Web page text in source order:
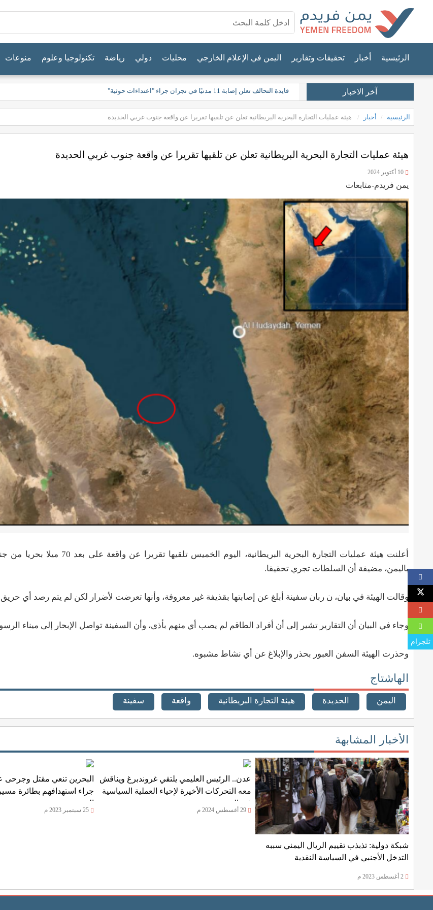
الرئيسية أخبار تحقيقات وتقارير اليمن في الإعلام الخارجي محليات دولي رياضة تكنولوجيا وعلوم منوعات
آخر الاخبار قايدة التحالف تعلن إصابة 11 مدنيًا في نجران جراء "اعتداءات حوثية"
الرئيسية أخبار هيئة عمليات التجارة البحرية البريطانية تعلن عن تلقيها تقريرا عن واقعة جنوب غربي الحديدة
هيئة عمليات التجارة البحرية البريطانية تعلن عن تلقيها تقريرا عن واقعة جنوب غربي الحديدة
يمن فريدم-متابعات
أعلنت هيئة عمليات التجارة البحرية البريطانية، اليوم
باليمن، مضيفة أن السلطات تجري تحقيقا.
وقالت الهيئة في بيان، ن ربان سفينة أبلغ عن إصابتها بقذيفة غير معروفة، وأنها تعرضت لأضرار لكن لم يتم رصد أي
وجاء في البيان أن التقارير تشير إلى أن أفراد الطاقم لم يصب أي منهم بأذى، وأن السفينة تواصل الإبحار إلى ميناء الرسو
وحذرت الهيئة السفن العبور بحذر والإبلاغ عن أي نشاط مشبوه.
الهاشتاج
اليمن الحديدة هيئة التجارة البريطانية واقعة سفينة
الأخبار المشابهة
شبكة دولية: تذبذب تقييم الريال اليمني سببه
التدخل الأجنبي في السياسة النقدية
عدن.. الرئيس العليمي يلتقي غروندبرغ ويناقش
معه التحركات الأخيرة لإحياء العملية السياسية
في اليمن
29 أغسطس 2024 م
البحرين تنعي مقتل وجرحى
جراء استهدافهم بطائرة
السعودية
25 سبتمبر 2023 م
تلجرام